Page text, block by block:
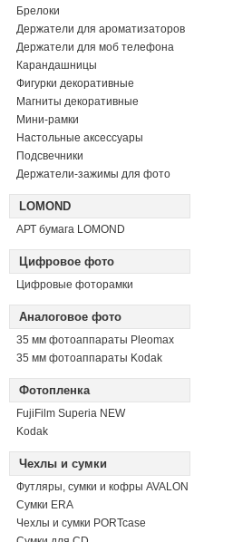
Брелоки
Держатели для ароматизаторов
Держатели для моб телефона
Карандашницы
Фигурки декоративные
Магниты декоративные
Мини-рамки
Настольные аксессуары
Подсвечники
Держатели-зажимы для фото
LOMOND
АРТ бумага LOMOND
Цифровое фото
Цифровые фоторамки
Аналоговое фото
35 мм фотоаппараты Pleomax
35 мм фотоаппараты Kodak
Фотопленка
FujiFilm Superia NEW
Kodak
Чехлы и сумки
Футляры, сумки и кофры AVALON
Сумки ERA
Чехлы и сумки PORTcase